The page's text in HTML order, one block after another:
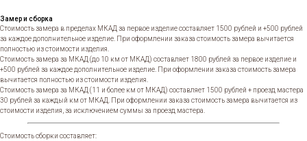
Замер и сборка
Стоимость замера в пределах МКАД за первое изделие составляет 1500 рублей и +500 рублей
за каждое дополнительное изделие. При оформлении заказа стоимость замера вычитается
полностью из стоимости изделия.
Стоимость замера за МКАД (до 10 км от МКАД) составляет 1800 рублей за первое изделие и
+500 рублей за каждое дополнительное изделие. При оформлении заказа стоимость замера
вычитается полностью из стоимости изделия.
Стоимость замера за МКАД (11 и более км от МКАД) составляет 1500 рублей + проезд мастера
30 рублей за каждый км от МКАД. При оформлении заказа стоимость замера вычитается из
стоимости изделия, за исключением суммы за проезд мастера.
Стоимость сборки составляет: